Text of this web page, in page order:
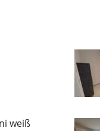
weiß